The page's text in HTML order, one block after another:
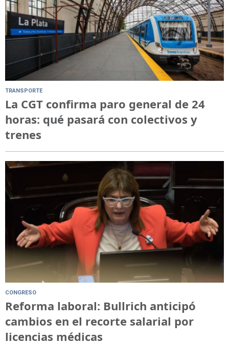
TRANSPORTE
La CGT confirma paro general de 24
horas: qué pasará con colectivos y
trenes
CONGRESO
Reforma laboral: Bullrich anticipó
cambios en el recorte salarial por
licencias médicas